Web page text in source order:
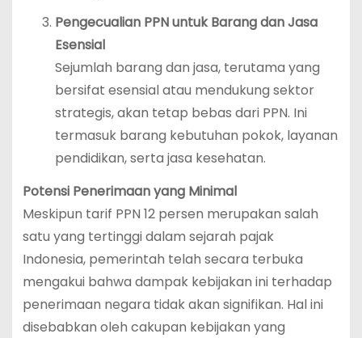
Pengecualian PPN untuk Barang dan Jasa
Esensial
Sejumlah barang dan jasa, terutama yang
bersifat esensial atau mendukung sektor
strategis, akan tetap bebas dari PPN. Ini
termasuk barang kebutuhan pokok, layanan
pendidikan, serta jasa kesehatan.
Potensi Penerimaan yang Minimal
Meskipun tarif PPN 12 persen merupakan salah
satu yang tertinggi dalam sejarah pajak
Indonesia, pemerintah telah secara terbuka
mengakui bahwa dampak kebijakan ini terhadap
penerimaan negara tidak akan signifikan. Hal ini
disebabkan oleh cakupan kebijakan yang